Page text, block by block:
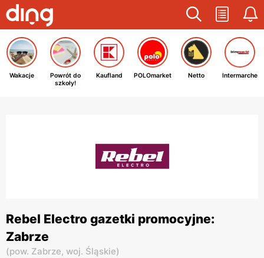
Wakacje
Powrót do
szkoły!
Kaufland POLOmarket Netto Intermarche
Rebel Electro gazetki promocyjne:
Zabrze
(pow. Zabrze, woj. Śląskie)